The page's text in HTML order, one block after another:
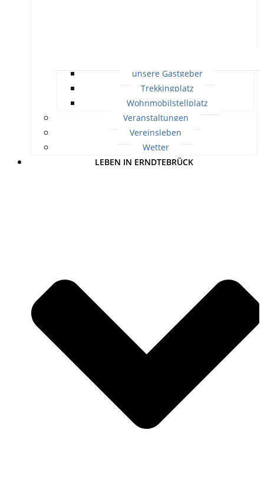
unsere Gastgeber
Trekkingplatz
Wohnmobilstellplatz
Veranstaltungen
Vereinsleben
Wetter
LEBEN IN ERNDTEBRÜCK